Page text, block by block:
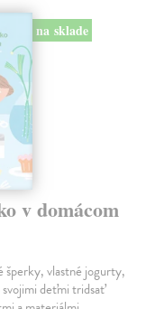
na sklade
v domácom
šperky, vlastné jogurty,
deťmi tridsať